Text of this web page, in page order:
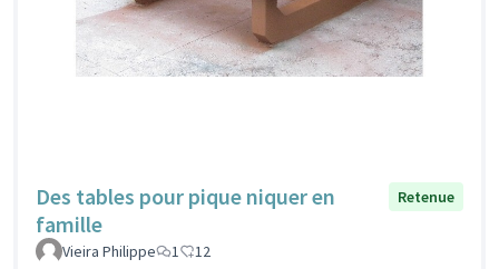
Des tables pour pique niquer en
famille
Retenue
Vieira Philippe 1 12